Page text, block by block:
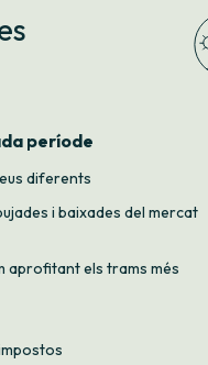
període
diferents
i baixades del mercat
aprofitant els trams més